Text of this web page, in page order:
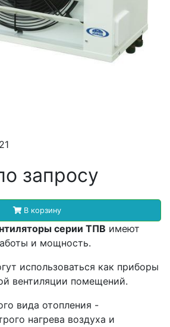
запросу
В корзину
серии ТПВ имеют
и мощность.
использоваться как приборы
вентиляции помещений.
вида отопления -
нагрева воздуха и